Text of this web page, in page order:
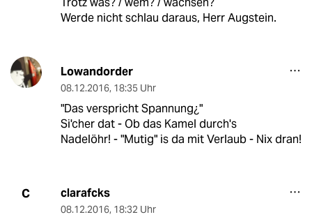
Werde nicht schlau daraus, Herr Augstein.
Lowandorder
08.12.2016, 18:35 Uhr
"Das verspricht Spannung¿"
Si'cher dat - Ob das Kamel durch's
Nadelöhr! - "Mutig" is da mit Verlaub - Nix dran!
C clarafcks
08.12.2016, 18:32 Uhr